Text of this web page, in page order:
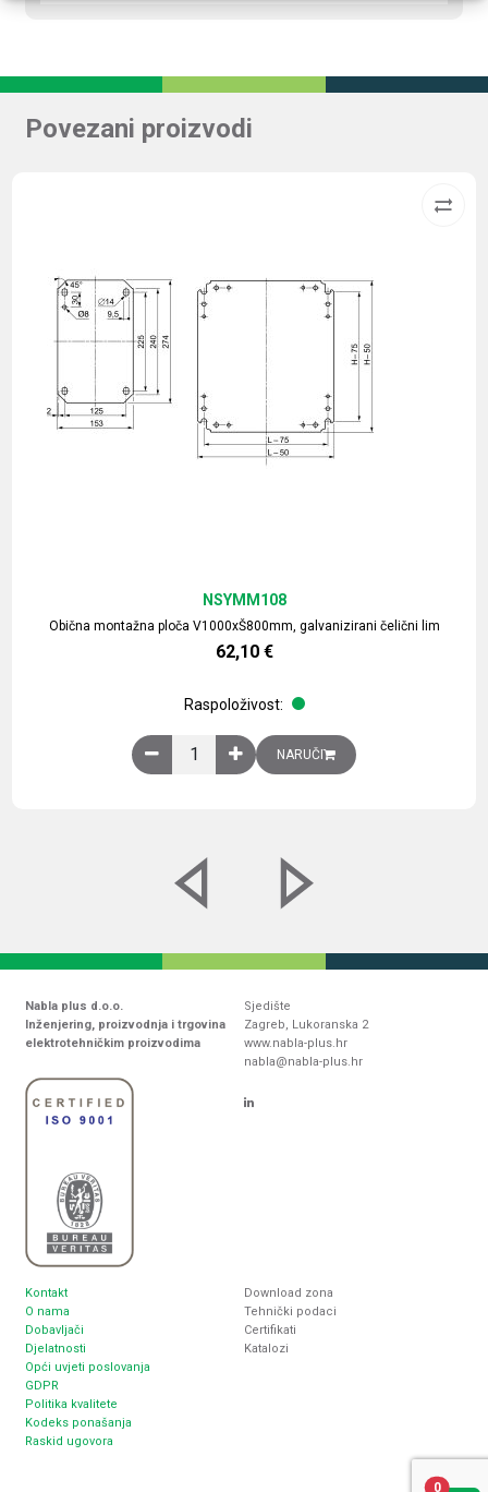
Povezani proizvodi
Obična montažna ploča V1000xŠ800mm, galvanizirani čelični lim
NSYMM108
62,10 €
Raspoloživost:
Obična montažna ploča V1000xŠ800mm,
NARUČI
Nabla plus d.o.o.
Inženjering, proizvodnja i trgovina
elektrotehničkim proizvodima
Sjedište
Zagreb, Lukoranska 2
www.nabla-plus.hr
nabla@nabla-plus.hr
Kontakt
O nama
Dobavljači
Djelatnosti
Opći uvjeti poslovanja
GDPR
Politika kvalitete
Kodeks ponašanja
Raskid ugovora
Download zona
Tehnički podaci
Certifikati
Katalozi
0